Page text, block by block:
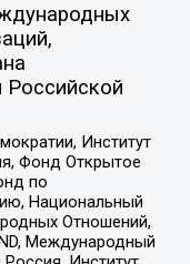
Российской
Институт
Фонд Открытое
по
Национальный
Отношений,
Международный